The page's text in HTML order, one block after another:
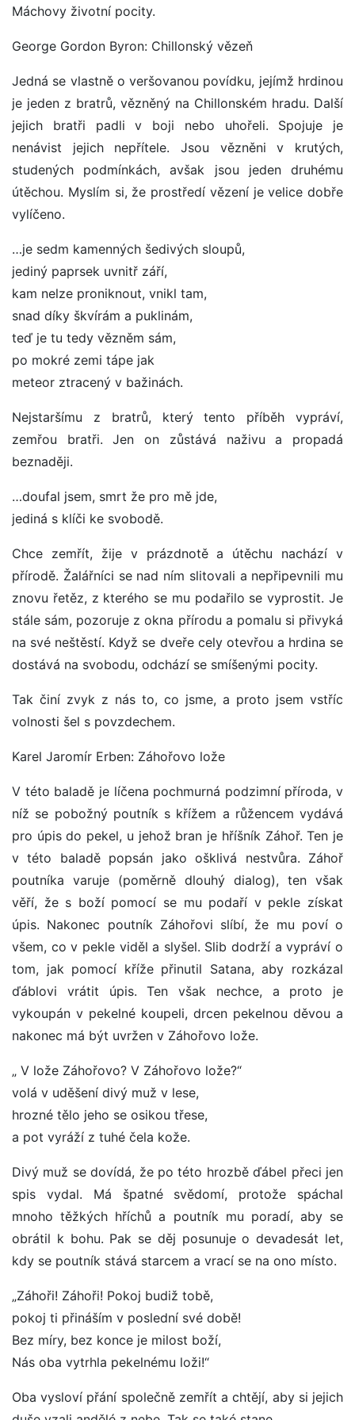
Máchovy životní pocity.
George Gordon Byron: Chillonský vězeň
Jedná se vlastně o veršovanou povídku, jejímž hrdinou
je jeden z bratrů, vězněný na Chillonském hradu. Další
jejich bratři padli v boji nebo uhořeli. Spojuje je
nenávist jejich nepřítele. Jsou vězněni v krutých,
studených podmínkách, avšak jsou jeden druhému
útěchou. Myslím si, že prostředí vězení je velice dobře
vylíčeno.
…je sedm kamenných šedivých sloupů,
jediný paprsek uvnitř září,
kam nelze proniknout, vnikl tam,
snad díky škvírám a puklinám,
teď je tu tedy vězněm sám,
po mokré zemi tápe jak
meteor ztracený v bažinách.
Nejstaršímu z bratrů, který tento příběh vypráví,
zemřou bratři. Jen on zůstává naživu a propadá
beznaději.
…doufal jsem, smrt že pro mě jde,
jediná s klíči ke svobodě.
Chce zemřít, žije v prázdnotě a útěchu nachází v
přírodě. Žalářníci se nad ním slitovali a nepřipevnili mu
znovu řetěz, z kterého se mu podařilo se vyprostit. Je
stále sám, pozoruje z okna přírodu a pomalu si přivyká
na své neštěstí. Když se dveře cely otevřou a hrdina se
dostává na svobodu, odchází se smíšenými pocity.
Tak činí zvyk z nás to, co jsme, a proto jsem vstříc
volnosti šel s povzdechem.
Karel Jaromír Erben: Záhořovo lože
V této baladě je líčena pochmurná podzimní příroda, v
níž se pobožný poutník s křížem a růžencem vydává
pro úpis do pekel, u jehož bran je hříšník Záhoř. Ten je
v této baladě popsán jako ošklivá nestvůra. Záhoř
poutníka varuje (poměrně dlouhý dialog), ten však
věří, že s boží pomocí se mu podaří v pekle získat
úpis. Nakonec poutník Záhořovi slíbí, že mu poví o
všem, co v pekle viděl a slyšel. Slib dodrží a vypráví o
tom, jak pomocí kříže přinutil Satana, aby rozkázal
ďáblovi vrátit úpis. Ten však nechce, a proto je
vykoupán v pekelné koupeli, drcen pekelnou děvou a
nakonec má být uvržen v Záhořovo lože.
„ V lože Záhořovo? V Záhořovo lože?“
volá v uděšení divý muž v lese,
hrozné tělo jeho se osikou třese,
a pot vyráží z tuhé čela kože.
Divý muž se dovídá, že po této hrozbě ďábel přeci jen
spis vydal. Má špatné svědomí, protože spáchal
mnoho těžkých hříchů a poutník mu poradí, aby se
obrátil k bohu. Pak se děj posunuje o devadesát let,
kdy se poutník stává starcem a vrací se na ono místo.
„Záhoři! Záhoři! Pokoj budiž tobě,
pokoj ti přináším v poslední své době!
Bez míry, bez konce je milost boží,
Nás oba vytrhla pekelnému loži!“
Oba vysloví přání společně zemřít a chtějí, aby si jejich